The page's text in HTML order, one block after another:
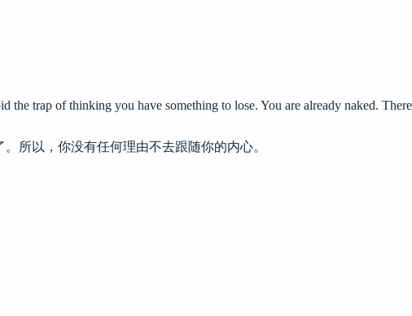
the trap of thinking you have something to lose. You are already naked.
所以，你没有任何理由不去跟随你的内心。